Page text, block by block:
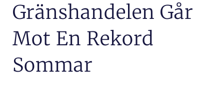
Gränshandelen Går
Mot En Rekord
Sommar